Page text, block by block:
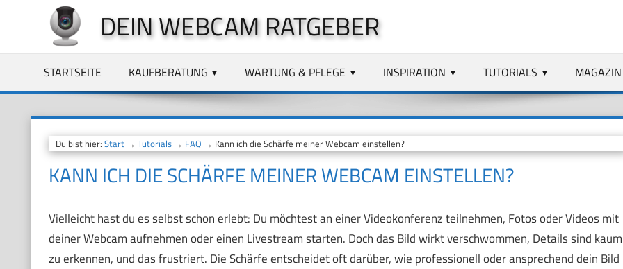
springen
DEIN WEBCAM RATGEBER
STARTSEITE KAUFBERATUNG WARTUNG & PFLEGE INSPIRATION TUTORIALS MAGAZIN
Du bist hier: Start→ Tutorials→ FAQ → Kann ich die Schärfe meiner Webcam einstellen?
KANN ICH DIE SCHÄRFE MEINER WEBCAM EINSTELLEN?
Vielleicht hast du es selbst schon erlebt: Du möchtest an einer Videokonferenz teilnehmen, Fotos oder Videos mit
deiner Webcam aufnehmen oder einen Livestream starten. Doch das Bild wirkt verschwommen, Details sind kaum
zu erkennen, und das frustriert. Die Schärfe entscheidet oft darüber, wie professionell oder ansprechend dein Bild